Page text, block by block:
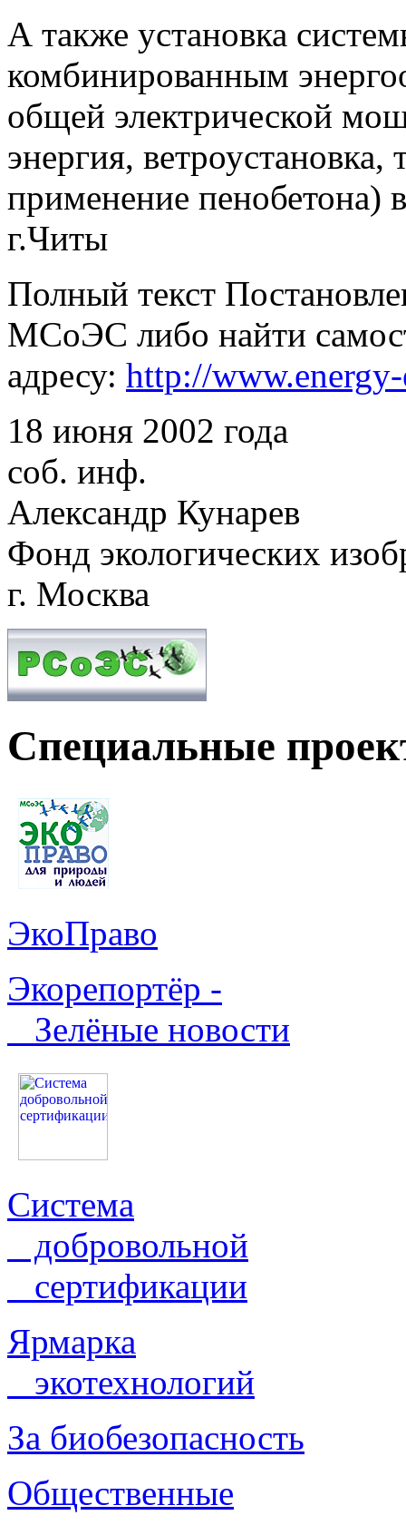
А также установка
комбинированным
общей электрической
энергия,
применение пенобетона)
г.Читы
Полный текст
МСоЭС либо найти
адресу: http://
18 июня 2002 года
соб. инф.
Александр Кунарев
Фонд экологических
г. Москва
Специальные
ЭкоПраво
Экорепортёр -
Зелёные новости
Система
добровольной
сертификации
Ярмарка
экотехнологий
За биобезопасность
Общественные